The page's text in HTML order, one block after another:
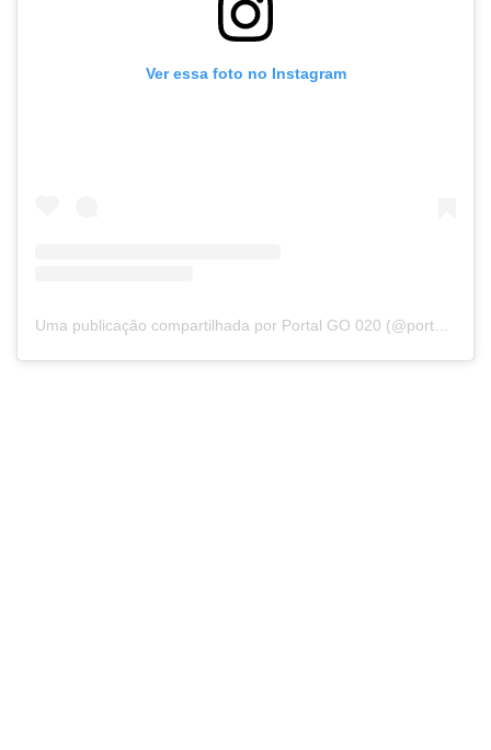
Ver essa foto no Instagram
Uma publicação compartilhada por Portal GO 020 (@portalgo020)